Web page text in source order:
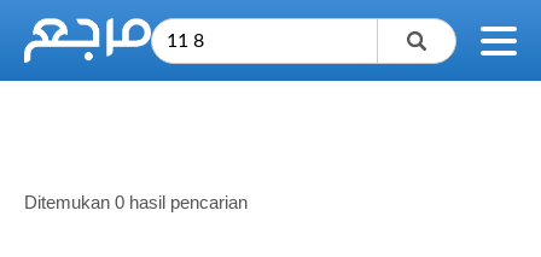
Ditemukan 0 hasil pencarian